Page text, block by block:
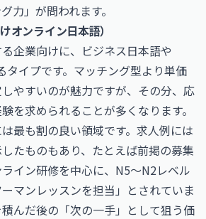
力」が問われます。
オンライン日本語）
企業向けに、ビジネス日本語や
タイプです。マッチング型より単価
やすいのが魅力ですが、その分、応
を求められることが多くなります。
最も割の良い領域です。求人例には
たものもあり、たとえば前掲の募集
イン研修を中心に、N5〜N2レベル
マンレッスンを担当」とされていま
んだ後の「次の一手」として狙う価